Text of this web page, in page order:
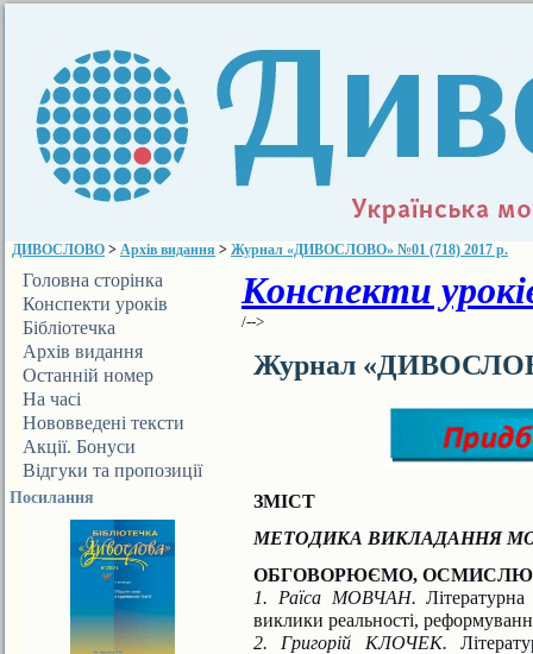
ДИВОСЛОВО > Архів видання > Журнал «ДИВОСЛОВО» №01 (718) 2017 р.
Головна сторінка
Конспекти уроків
Бібліотечка
ДИВОСЛОВА
Архів видання
Останній номер
На часі
Нововведені тексти
Акції. Бонуси
Відгуки та пропозиції
Посилання
Конспекти
/-->
Журнал
ЗМІСТ
МЕТОДИКА ВИКЛАДАННЯ
ОБГОВОРЮЄМО,
1. Раїса МОВЧАН.
виклики реальності,
2. Григорій КЛОЧЕК.